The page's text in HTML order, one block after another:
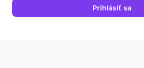
Prihlásiť sa